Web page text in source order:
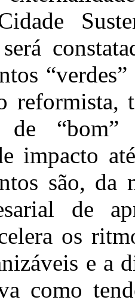
reformista,
de “bom”
impacto
são, da
de
os
e a
como